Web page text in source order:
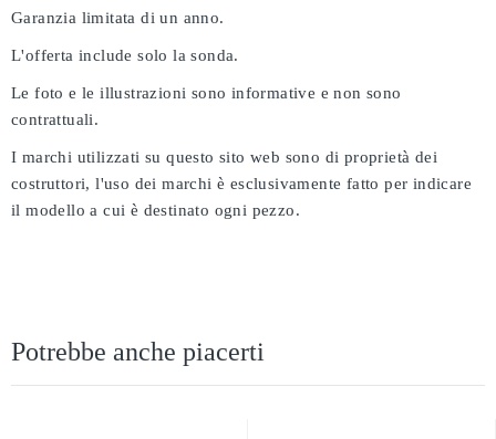
Garanzia limitata di un anno.
L'offerta include solo la sonda.
Le foto e le illustrazioni sono informative e non sono
contrattuali.
I marchi utilizzati su questo sito web sono di proprietà dei
costruttori, l'uso dei marchi è esclusivamente fatto per indicare
il modello a cui è destinato ogni pezzo.
Potrebbe anche piacerti